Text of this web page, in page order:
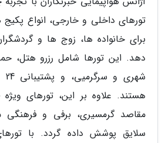
تورهای داخلی و خارجی، انواع
برای خانواده ها، زوج ها و
دهد. این تورها شامل رزرو هتل،
هستند. علاوه بر این، تورهای
مقاصد گرمسیری، برفی و
سلایق پوشش داده گردد. با